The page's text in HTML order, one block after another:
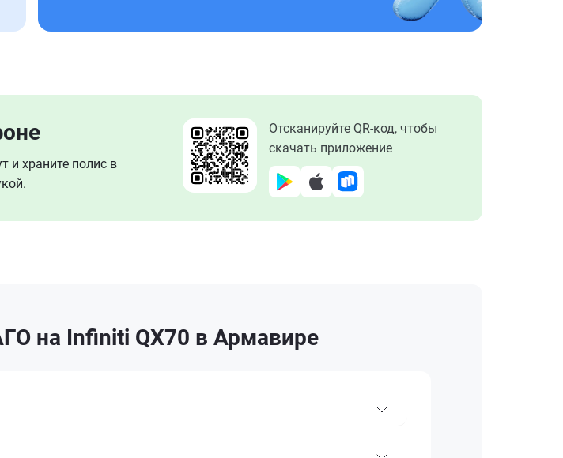
и храните полис в
Отсканируйте QR-код, чтобы
скачать приложение
на Infiniti QX70 в Армавире